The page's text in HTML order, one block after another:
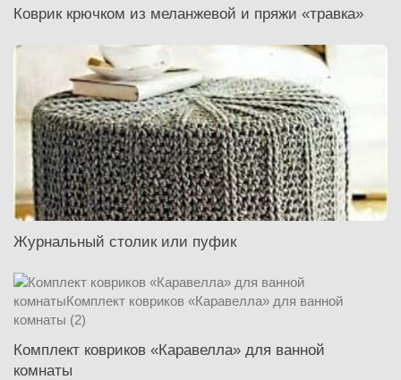
Коврик крючком из меланжевой и пряжи «травка»
Журнальный столик или пуфик
Комплект ковриков «Каравелла» для ванной
комнаты